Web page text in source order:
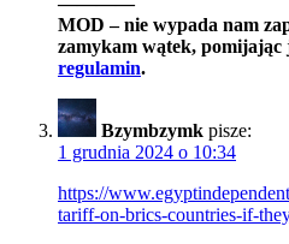
MOD – nie wypada nam
zamykam wątek, pomijając
regulamin.
Bzymbzymk pisze:
1 grudnia 2024 o 10:34
https://
tariff-on-brics-countries-if-